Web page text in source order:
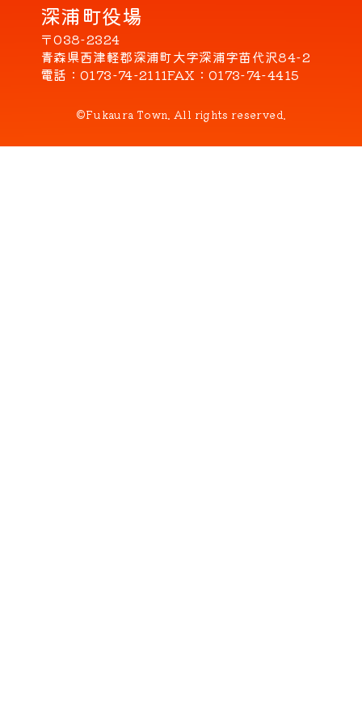
深浦町役場
〒038-2324
青森県西津軽郡深浦町大字深浦字苗代沢84-2
電話
0173-74-2111FAX 0173-74-4415
©Fukaura Town. All rights reserved.